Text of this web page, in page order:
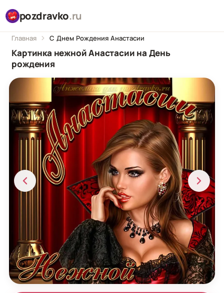
pozdravko.ru
Главная С Днем Рождения Анастасии
Картинка нежной Анастасии на День
рождения